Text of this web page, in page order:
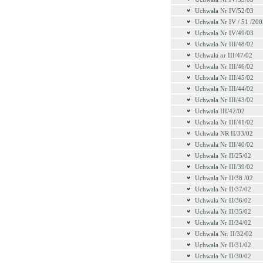
Uchwała Nr IV/52/03
Uchwała Nr IV / 51 /
Uchwała Nr IV/49/03
Uchwała Nr III/48/02
Uchwała nr III/47/02
Uchwała Nr III/46/02
Uchwała Nr III/45/02
Uchwała Nr III/44/02
Uchwała Nr III/43/02
Uchwała III/42/02
Uchwała Nr III/41/02
Uchwała NR II/33/02
Uchwała Nr III/40/02
Uchwała Nr II/25/02
Uchwała Nr III/39/02
Uchwała Nr II/38 /02
Uchwała Nr II/37/02
Uchwała Nr II/36/02
Uchwała Nr II/35/02
Uchwała Nr II/34/02
Uchwała Nr. II/32/02
Uchwała Nr II/31/02
Uchwała Nr II/30/02